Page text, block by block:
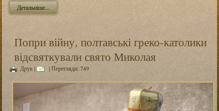
Детальніше...
Попри війну, полтавські греко-католики
відсвяткували свято Миколая
Друк| | Перегляди: 749